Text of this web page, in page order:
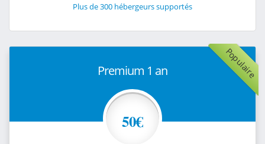
Plus de 300 hébergeurs supportés
Populaire
Premium 1 an
50€